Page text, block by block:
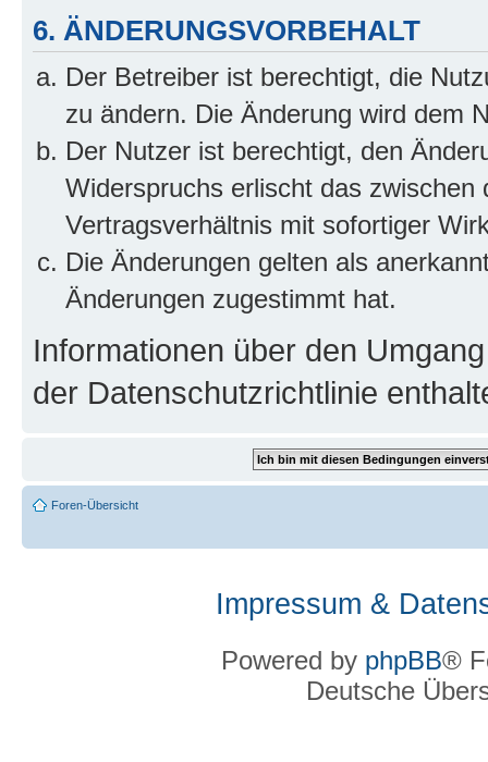
6. ÄNDERUNGSVORBEHALT
Der Betreiber ist berechtigt, die
zu ändern. Die Änderung wird dem
Der Nutzer ist berechtigt, den
Widerspruchs erlischt das
Vertragsverhältnis mit sofortiger
Die Änderungen gelten als
Änderungen zugestimmt hat.
Informationen über den
der Datenschutzrichtlinie
Foren-Übersicht
Impressum &
Powered by phpBB®
Deutsche